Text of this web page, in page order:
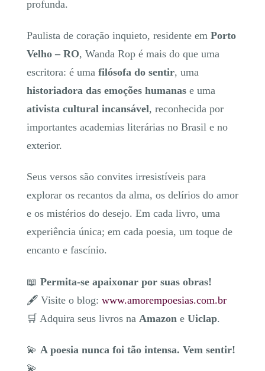
profunda.
Paulista de coração inquieto, residente em Porto
Velho – RO, Wanda Rop é mais do que uma
escritora: é uma filósofa do sentir, uma
historiadora das emoções humanase uma
ativista cultural incansável, reconhecida por
importantes academias literárias no Brasil e no
exterior.
Seus versos são convites irresistíveis para
explorar os recantos da alma, os delírios do amor
e os mistérios do desejo. Em cada livro, uma
experiência única; em cada poesia, um toque de
encanto e fascínio.
📖 Permita-se apaixonar por suas obras!
🖋️ Visite o blog: www.amorempoesias.com.br
🛒 Adquira seus livros na Amazon e Uiclap.
💫 A poesia nunca foi tão intensa. Vem sentir!
💫